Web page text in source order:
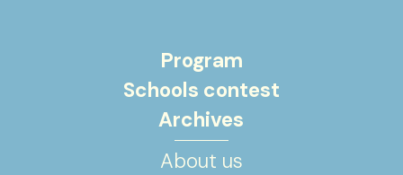
Program
Schools contest
Archives
About us